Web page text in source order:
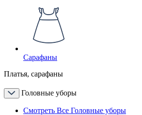
Сарафаны
Платья, сарафаны
Головные уборы
Смотреть Все Головные уборы